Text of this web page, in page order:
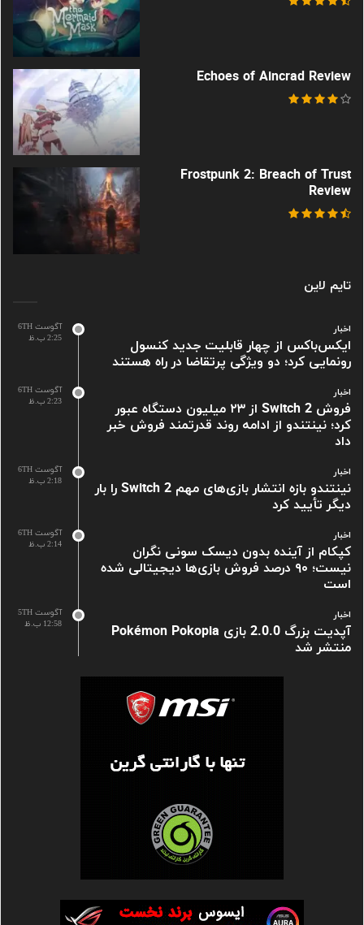
Echoes of Aincrad Review
Frostpunk 2: Breach of Trust
Review
تایم لاین
آگوست 6TH
2:25 ب.ظ
اخبار
ایکس‌باکس از چهار قابلیت جدید کنسول
رونمایی کرد؛ دو ویژگی پرتقاضا در راه هستند
آگوست 6TH
2:23 ب.ظ
اخبار
فروش Switch 2 از ۲۳ میلیون دستگاه عبور
کرد؛ نینتندو از ادامه روند قدرتمند فروش خبر
داد
آگوست 6TH
2:18 ب.ظ
اخبار
نینتندو بازه انتشار بازی‌های مهم Switch 2 را بار
دیگر تأیید کرد
آگوست 6TH
2:14 ب.ظ
اخبار
کپکام از آینده بدون دیسک سونی نگران
نیست؛ ۹۰ درصد فروش بازی‌ها دیجیتالی شده
است
آگوست 5TH
12:58 ب.ظ
اخبار
آپدیت بزرگ 2.0.0 بازی Pokémon Pokopia
منتشر شد